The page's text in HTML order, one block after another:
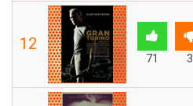
12
71 3